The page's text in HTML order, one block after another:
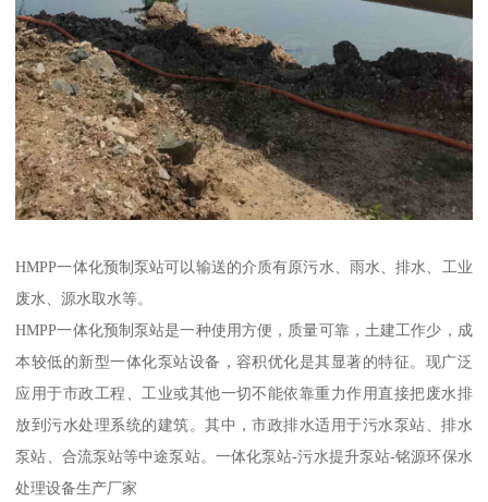
HMPP一体化预制泵站可以输送的介质有原污水、雨水、排水、工业
废水、源水取水等。
HMPP一体化预制泵站是一种使用方便，质量可靠，土建工作少，成
本较低的新型一体化泵站设备，容积优化是其显著的特征。现广泛
应用于市政工程、工业或其他一切不能依靠重力作用直接把废水排
放到污水处理系统的建筑。其中，市政排水适用于污水泵站、排水
泵站、合流泵站等中途泵站。一体化泵站-污水提升泵站-铭源环保水
处理设备生产厂家